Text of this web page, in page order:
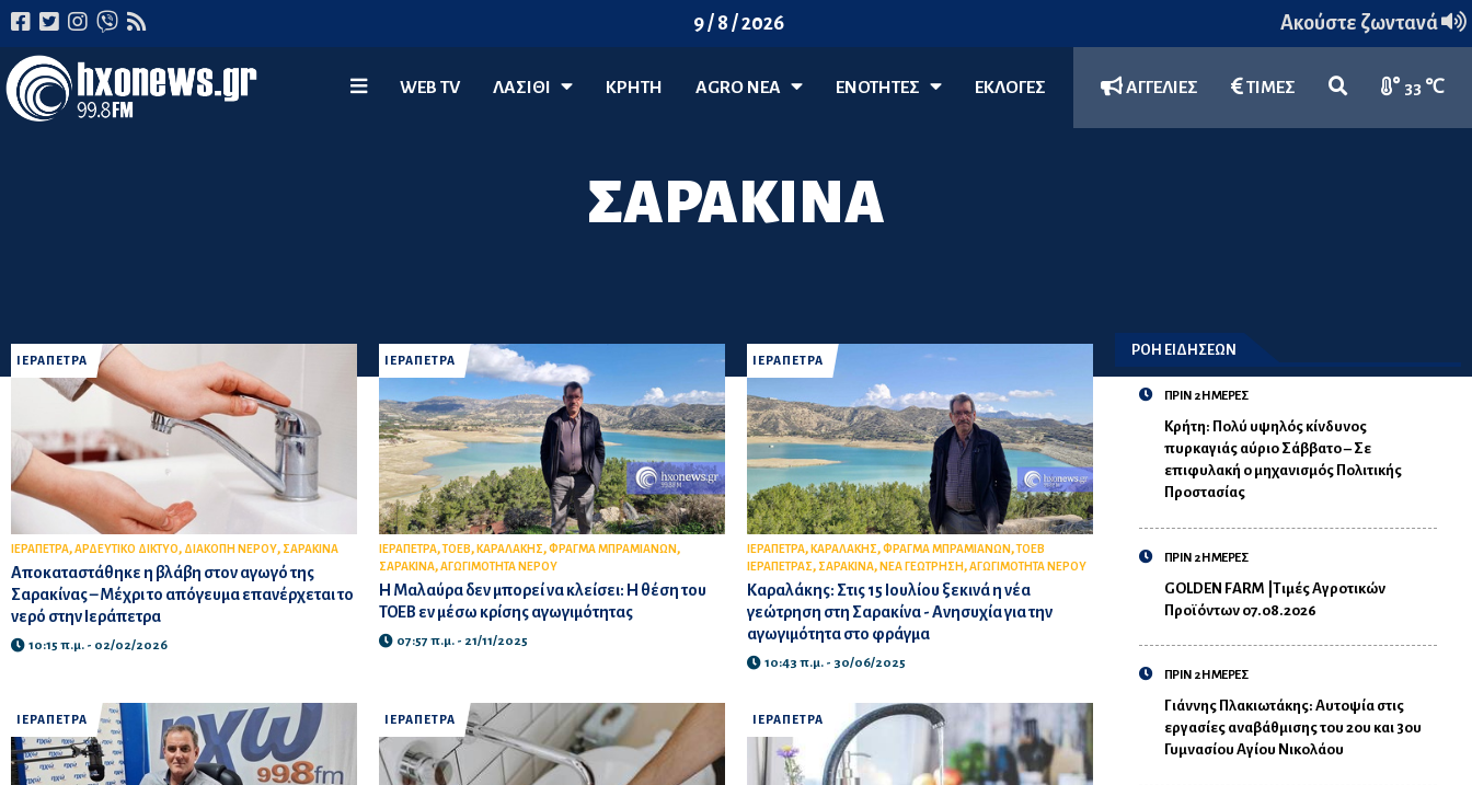
9 / 8 / 2026 Ακούστε ζωντανά
WEB TV ΛΑΣΊΘΙ ΚΡΗΤΗ AGRO ΝΈΑ ΕΝΟΤΗΤΕΣ ΕΚΛΟΓΕΣ ΑΓΓΕΛΙΕΣ ΤΙΜΕΣ 33 ℃
ΣΑΡΑΚΙΝΑ
ΙΕΡΑΠΕΤΡΑ
ΙΕΡΑΠΕΤΡΑ,ΑΡΔΕΥΤΙΚΟ ΔΙΚΤΥΟ, ΔΙΑΚΟΠΗ ΝΕΡΟΥ, ΣΑΡΑΚΙΝΑ
Αποκαταστάθηκε η βλάβη στον αγωγό της
Σαρακίνας – Μέχρι το απόγευμα επανέρχεται το
νερό στην Ιεράπετρα
10:15 π.μ. - 02/02/2026
ΙΕΡΑΠΕΤΡΑ
ΙΕΡΑΠΕΤΡΑ,ΤΟΕΒ, ΚΑΡΑΛΑΚΗΣ,ΦΡΑΓΜΑ ΜΠΡΑΜΙΑΝΩΝ,
ΣΑΡΑΚΙΝΑ,ΑΓΩΓΙΜΟΤΗΤΑ ΝΕΡΟΥ
Η Μαλαύρα δεν μπορεί να κλείσει: Η θέση του
ΤΟΕΒ εν μέσω κρίσης αγωγιμότητας
07:57 π.μ. - 21/11/2025
ΙΕΡΑΠΕΤΡΑ
ΙΕΡΑΠΕΤΡΑ, ΚΑΡΑΛΑΚΗΣ,ΦΡΑΓΜΑ ΜΠΡΑΜΙΑΝΩΝ,ΤΟΕΒ
ΙΕΡΑΠΕΤΡΑΣ, ΣΑΡΑΚΙΝΑ, ΝΕΑ ΓΕΩΤΡΗΣΗ,ΑΓΩΓΙΜΟΤΗΤΑ ΝΕΡΟΥ
Καραλάκης: Στις 15 Ιουλίου ξεκινά η νέα
γεώτρηση στη Σαρακίνα - Ανησυχία για την
αγωγιμότητα στο φράγμα
10:43 π.μ. - 30/06/2025
ΙΕΡΑΠΕΤΡΑ ΙΕΡΑΠΕΤΡΑ ΙΕΡΑΠΕΤΡΑ
ΡΟΗ ΕΙΔΗΣΕΩΝ
ΠΡΙΝ 2 ΗΜΕΡΕΣ
Κρήτη: Πολύ υψηλός κίνδυνος
πυρκαγιάς αύριο Σάββατο – Σε
επιφυλακή ο μηχανισμός Πολιτικής
Προστασίας
ΠΡΙΝ 2 ΗΜΕΡΕΣ
GOLDEN FARM |Τιμές Αγροτικών
Προϊόντων 07.08.2026
ΠΡΙΝ 2 ΗΜΕΡΕΣ
Γιάννης Πλακιωτάκης: Αυτοψία στις
εργασίες αναβάθμισης του 2ου και 3ου
Γυμνασίου Αγίου Νικολάου